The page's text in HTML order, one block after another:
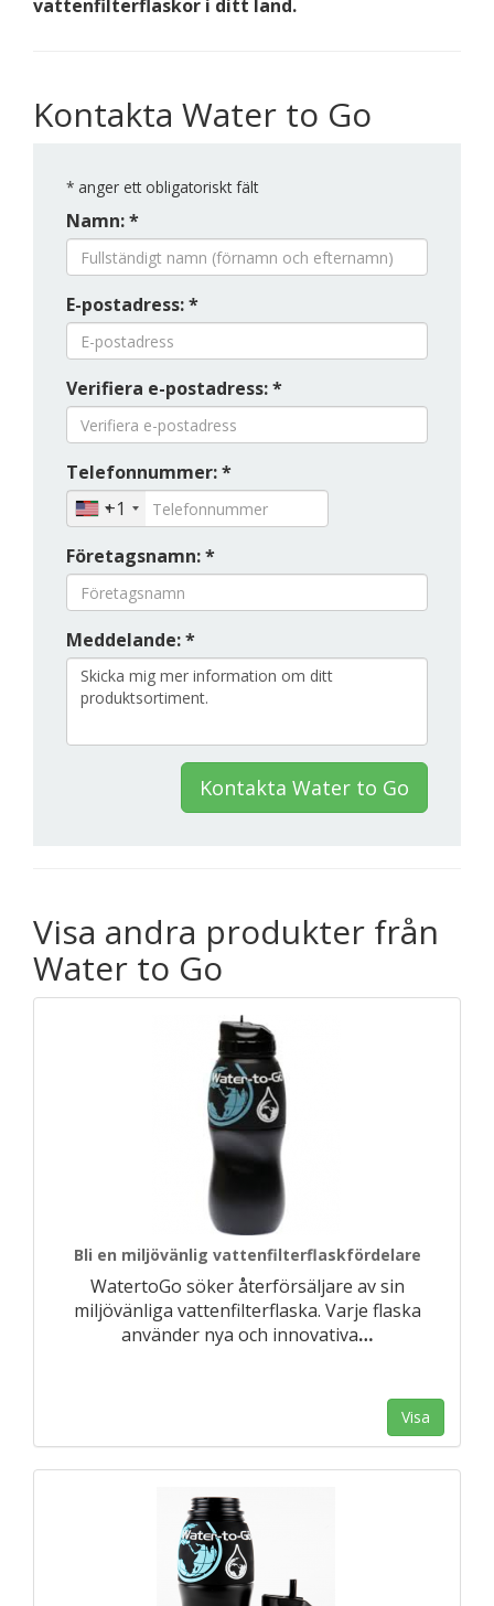
vattenfilterflaskor i ditt land.
Kontakta Water to Go
* anger ett obligatoriskt fält
Namn: *
E-postadress: *
Verifiera e-postadress: *
Telefonnummer: *
+1
Företagsnamn: *
Meddelande: *
Kontakta Water to Go
Visa andra produkter från
Water to Go
Bli en miljövänlig vattenfilterflaskfördelare
WatertoGo söker återförsäljare av sin
miljövänliga vattenfilterflaska. Varje flaska
använder nya och innovativa…
Visa